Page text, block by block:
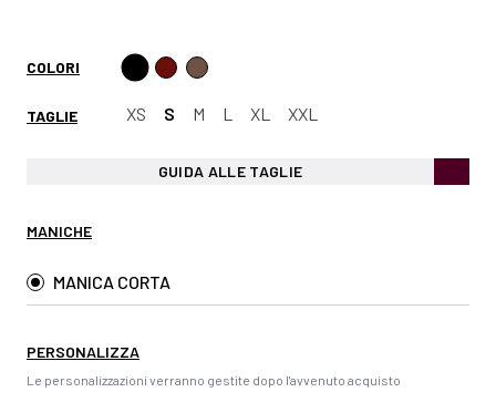
COLORI
TAGLIE XS S M L XL XXL
GUIDA ALLE TAGLIE
MANICHE
MANICA CORTA
PERSONALIZZA
Le personalizzazioni verranno gestite dopo l'avvenuto acquisto